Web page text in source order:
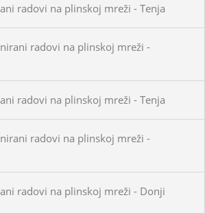
radovi na plinskoj mreži - Tenja
radovi na plinskoj mreži -
radovi na plinskoj mreži - Tenja
radovi na plinskoj mreži -
radovi na plinskoj mreži - Donji